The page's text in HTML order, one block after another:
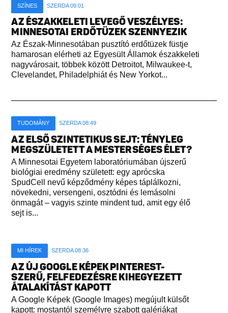
SZÍNES SZERDA 09:01
AZ ÉSZAKKELETI LEVEGŐ VESZÉLYES:
MINNESOTAI ERDŐTÜZEK SZENNYEZIK
Az Észak-Minnesotában pusztító erdőtüzek füstje
hamarosan elérheti az Egyesült Államok északkeleti
nagyvárosait, többek között Detroitot, Milwaukee-t,
Clevelandet, Philadelphiát és New Yorkot...
TUDOMÁNY SZERDA 08:49
AZ ELSŐ SZINTETIKUS SEJT: TÉNYLEG
MEGSZÜLETETT A MESTERSÉGES ÉLET?
A Minnesotai Egyetem laboratóriumában újszerű
biológiai eredmény született: egy aprócska
SpudCell nevű képződmény képes táplálkozni,
növekedni, versengeni, osztódni és lemásolni
önmagát – vagyis szinte mindent tud, amit egy élő
sejt is...
MI HÍREK SZERDA 08:36
AZ ÚJ GOOGLE KÉPEK PINTEREST-
SZERŰ, FELFEDEZÉSRE KIHEGYEZETT
ÁTALAKÍTÁST KAPOTT
A Google Képek (Google Images) megújult külsőt
kapott: mostantól személyre szabott galériákat